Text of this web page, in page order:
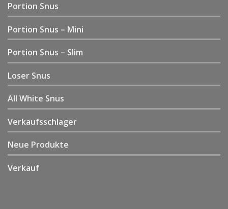
Portion Snus
Portion Snus – Mini
Portion Snus – Slim
Loser Snus
All White Snus
Verkaufsschlager
Neue Produkte
Verkauf